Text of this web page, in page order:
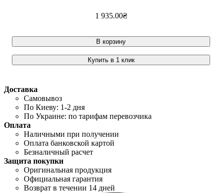
1 935.00₴
В корзину
Купить в 1 клик
Доставка
Самовывоз
По Киеву: 1-2 дня
По Украине: по тарифам перевозчика
Оплата
Наличными при получении
Оплата банковской картой
Безналичный расчет
Защита покупки
Оригинальная продукция
Официальная гарантия
Возврат в течении 14 дней